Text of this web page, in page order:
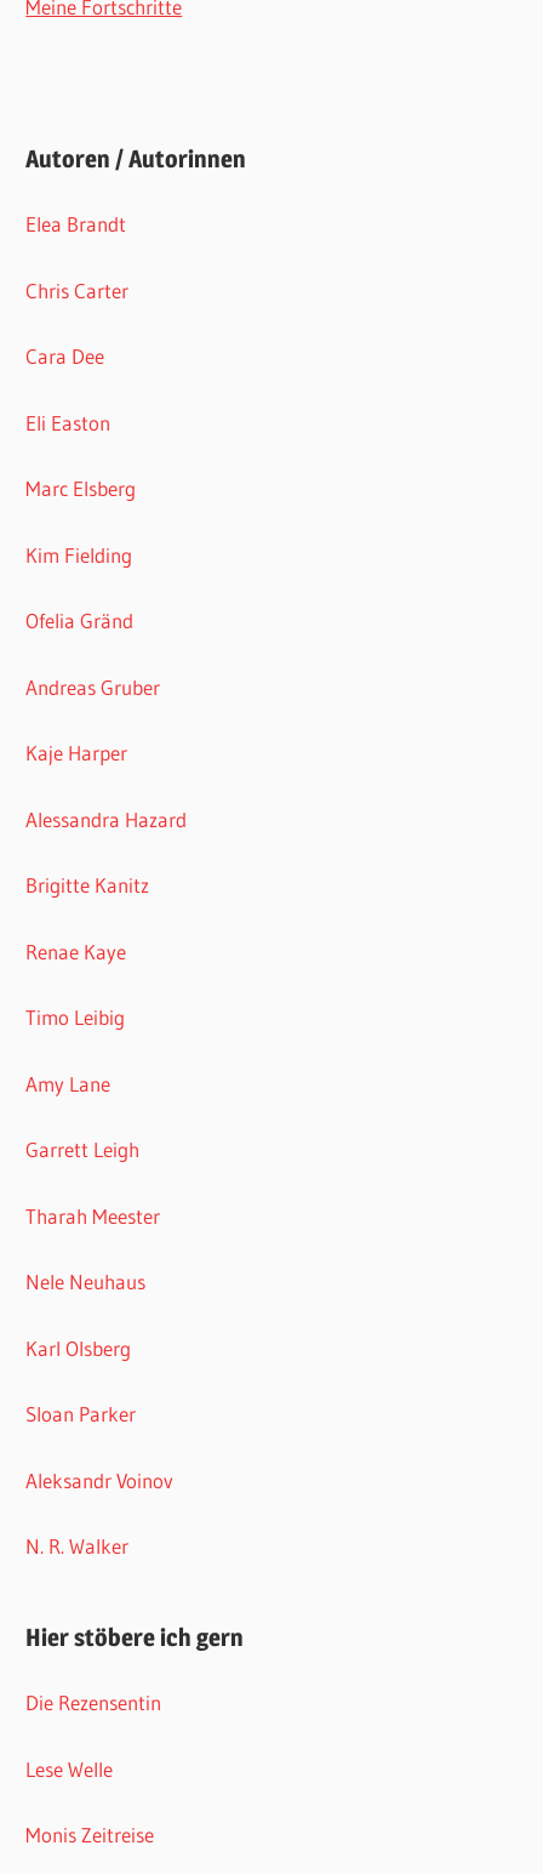
Meine Fortschritte
Autoren / Autorinnen
Elea Brandt
Chris Carter
Cara Dee
Eli Easton
Marc Elsberg
Kim Fielding
Ofelia Gränd
Andreas Gruber
Kaje Harper
Alessandra Hazard
Brigitte Kanitz
Renae Kaye
Timo Leibig
Amy Lane
Garrett Leigh
Tharah Meester
Nele Neuhaus
Karl Olsberg
Sloan Parker
Aleksandr Voinov
N. R. Walker
Hier stöbere ich gern
Die Rezensentin
Lese Welle
Monis Zeitreise